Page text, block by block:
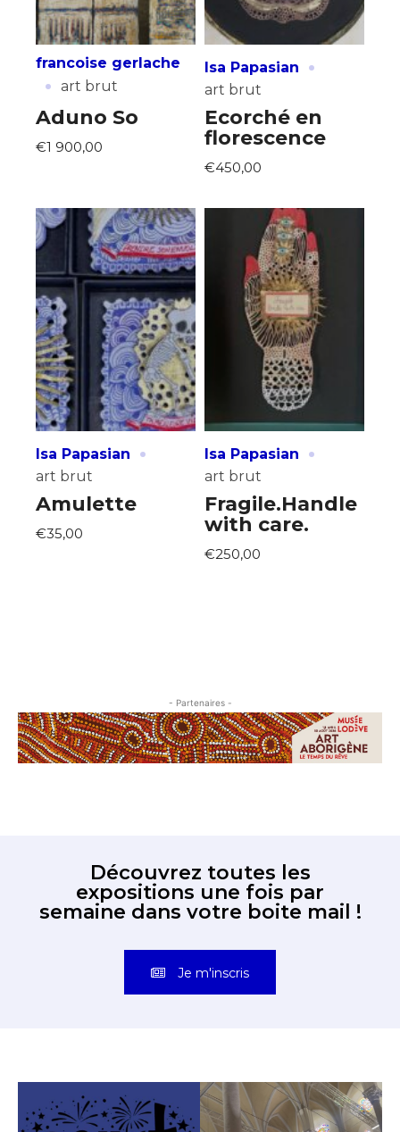
francoise gerlache
· art brut
Aduno So
€1 900,00
Isa Papasian ·
art brut
Ecorché en
florescence
€450,00
Isa Papasian ·
art brut
Amulette
€35,00
Isa Papasian ·
art brut
Fragile.Handle
with care.
€250,00
- Partenaires -
Découvrez toutes les
expositions une fois par
semaine dans votre boite mail !